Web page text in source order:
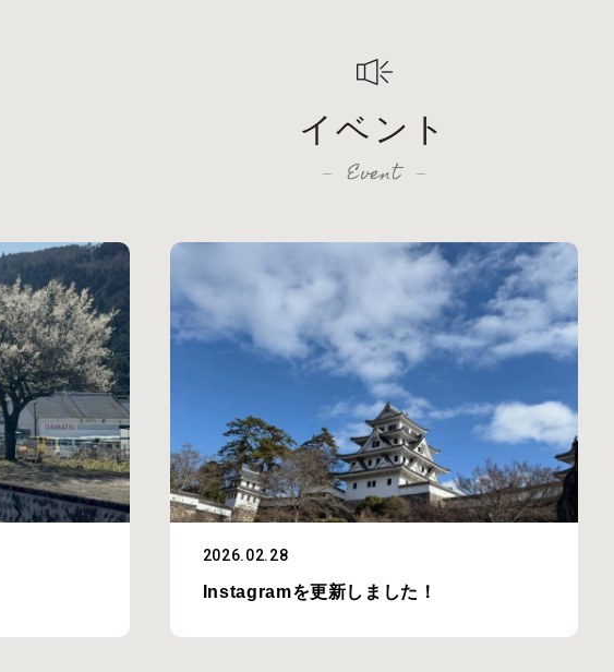
イベント
Event
2026.02.28
Instagramを更新しました！